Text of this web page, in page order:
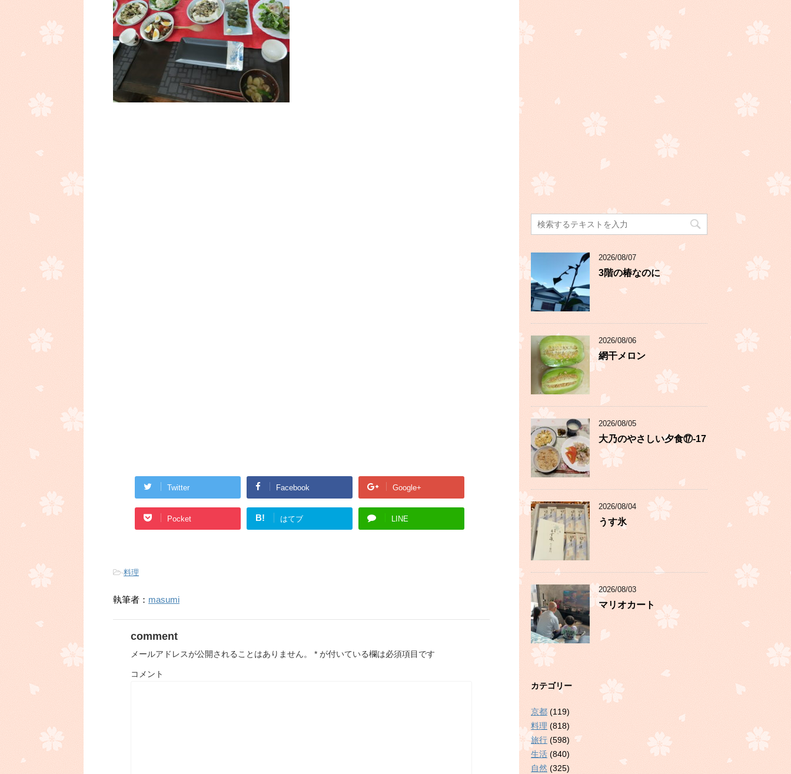
Twitter Facebook Google+
Pocket B! はてブ LINE
-料理
執筆者： masumi
comment
メールアドレスが公開されることはありません。 * が付いている欄は必須項目です
コメント
2026/08/07
3階の椿なのに
2026/08/06
網干メロン
2026/08/05
大乃のやさしい夕食⑰-17
2026/08/04
うす氷
2026/08/03
マリオカート
カテゴリー
京都 (119)
料理 (818)
旅行 (598)
生活 (840)
自然 (325)